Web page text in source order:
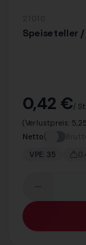
Speiseteller
0,42 €/
(Verlustpreis:
Netto
VPE: 35